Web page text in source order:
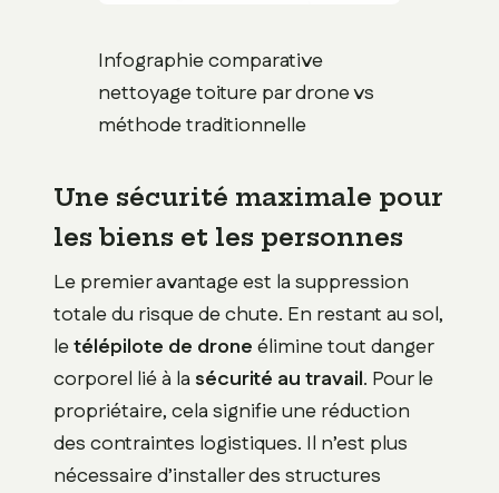
Infographie comparative
nettoyage toiture par drone vs
méthode traditionnelle
Une sécurité maximale pour
les biens et les personnes
Le premier avantage est la suppression
totale du risque de chute. En restant au sol,
letélépilote de droneélimine tout danger
corporel lié à la sécurité au travail. Pour le
propriétaire, cela signifie une réduction
des contraintes logistiques. Il n’est plus
nécessaire d’installer des structures